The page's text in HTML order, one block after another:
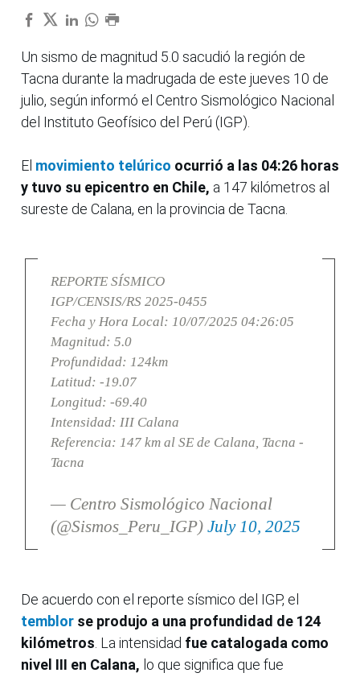
Un sismo de magnitud 5.0 sacudió la región de
Tacna durante la madrugada de este jueves 10 de
julio, según informó el Centro Sismológico Nacional
del Instituto Geofísico del Perú (IGP).
El movimiento telúrico ocurrió a las 04:26 horas
y tuvo su epicentro en Chile, a 147 kilómetros al
sureste de Calana, en la provincia de Tacna.
REPORTE SÍSMICO
IGP/CENSIS/RS 2025-0455
Fecha y Hora Local: 10/07/2025 04:26:05
Magnitud: 5.0
Profundidad: 124km
Latitud: -19.07
Longitud: -69.40
Intensidad: III Calana
Referencia: 147 km al SE de Calana, Tacna -
Tacna
— Centro Sismológico Nacional
(@Sismos_Peru_IGP) July 10, 2025
De acuerdo con el reporte sísmico del IGP, el
temblor se produjo a una profundidad de 124
kilómetros. La intensidad fue catalogada como
nivel III en Calana, lo que significa que fue